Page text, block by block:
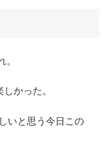
。
かった。
いと思う今日この